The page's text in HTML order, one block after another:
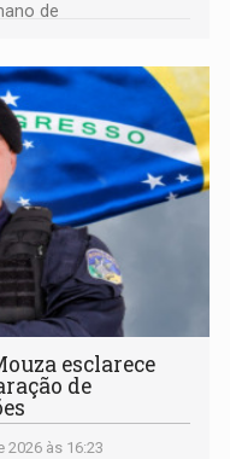
de
esclarece
de
2026 às 16:23